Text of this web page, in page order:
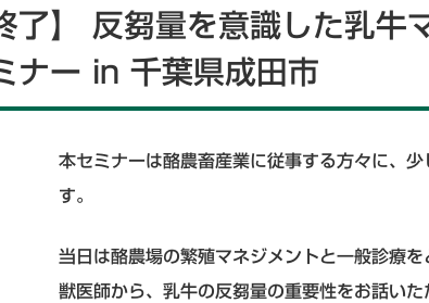
了】 反芻量を意識した乳
ナー in 千葉県成田市
本セミナーは酪農畜産業に従事する方々に、
す。
当日は酪農場の繁殖マネジメントと一般診療
獣医師から、乳牛の反芻量の重要性をお話いた